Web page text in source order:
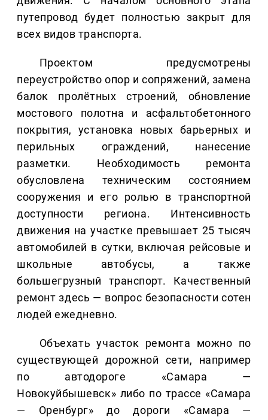
путепровод будет полностью закрыт для
всех видов транспорта.
Проектом предусмотрены
переустройство опор и сопряжений, замена
балок пролётных строений, обновление
мостового полотна и асфальтобетонного
покрытия, установка новых барьерных и
перильных ограждений, нанесение
разметки. Необходимость ремонта
обусловлена техническим состоянием
сооружения и его ролью в транспортной
доступности региона. Интенсивность
движения на участке превышает 25 тысяч
автомобилей в сутки, включая рейсовые и
школьные автобусы, а также
большегрузный транспорт. Качественный
ремонт здесь — вопрос безопасности сотен
людей ежедневно.
Объехать участок ремонта можно по
существующей дорожной сети, например
по автодороге «Самара —
Новокуйбышевск» либо по трассе «Самара
— Оренбург» до дороги «Самара —